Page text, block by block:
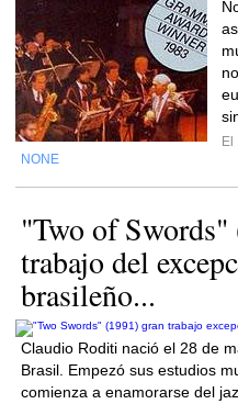
El
NONE
"Two of
trabajo del
brasileño...
Claudio Roditi nació el 28 de
Brasil. Empezó sus estudios
comienza a enamorarse del